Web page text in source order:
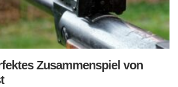
Zusammenspiel von